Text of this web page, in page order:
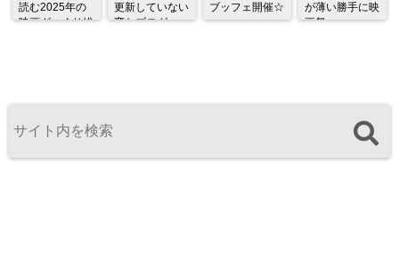
読む2025年の
映画ざっくり総
更新していない
変なブログ
ブッフェ開催☆
が薄い勝手に映
画祭